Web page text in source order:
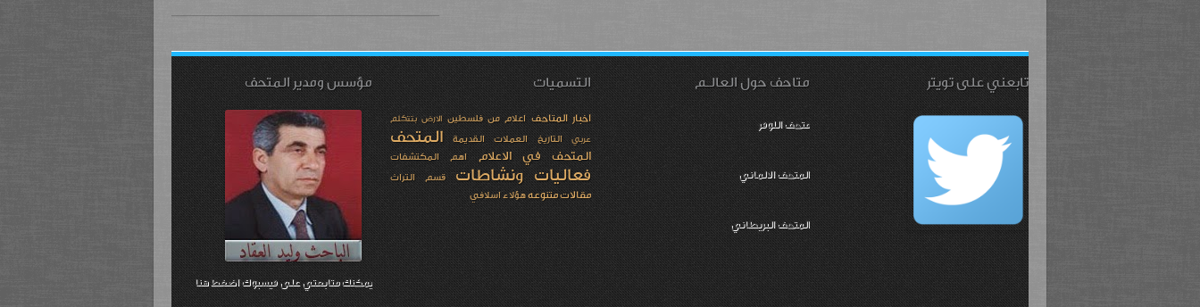
تابعني على تويتر متاحف حول العالـم
متحف اللوفر
المتحف الالماني
المتحف البريطاني
التسميات
اخبار المتاحف اعلام من فلسطين الارض بتتكلم
عربي
التاريخ العملات القديمة المتحف
المتحف في الاعلام اهم المكتشفات
فعاليات ونشاطات قسم التراث
مقالات متنوعههؤلاء اسلافي
مؤسس ومدير المتحف
يمكنك متابعتي على فيسبوك اضغط هنا